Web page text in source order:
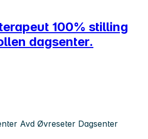
100% stilling
dagsenter.
Avd Øvreseter Dagsenter